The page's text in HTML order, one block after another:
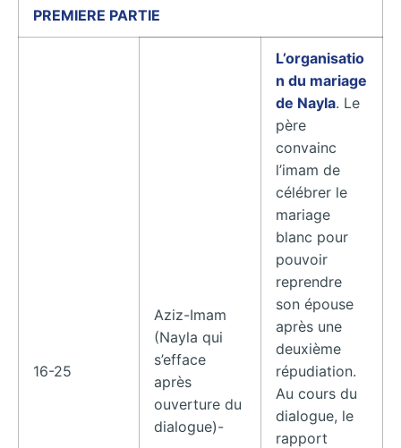
PREMIERE PARTIE
16-25
Aziz-Imam
(Nayla qui
s’efface
après
ouverture du
dialogue)-
L’organisatio
n du mariage
de Nayla. Le
père
convainc
l’imam de
célébrer le
mariage
blanc pour
pouvoir
reprendre
son épouse
après une
deuxième
répudiation.
Au cours du
dialogue, le
rapport